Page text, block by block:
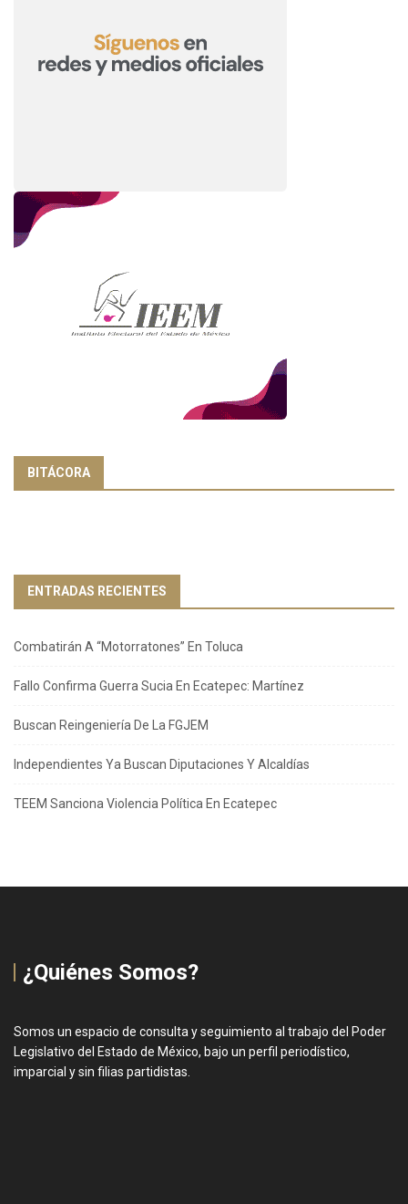
BITÁCORA
ENTRADAS RECIENTES
Combatirán A “Motorratones” En Toluca
Fallo Confirma Guerra Sucia En Ecatepec: Martínez
Buscan Reingeniería De La FGJEM
Independientes Ya Buscan Diputaciones Y Alcaldías
TEEM Sanciona Violencia Política En Ecatepec
¿Quiénes Somos?
Somos un espacio de consulta y seguimiento al trabajo del Poder
Legislativo del Estado de México, bajo un perfil periodístico,
imparcial y sin filias partidistas.